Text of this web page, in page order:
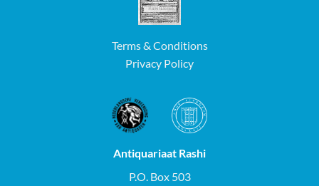
Terms & Conditions
Privacy Policy
Antiquariaat Rashi
P.O. Box 503